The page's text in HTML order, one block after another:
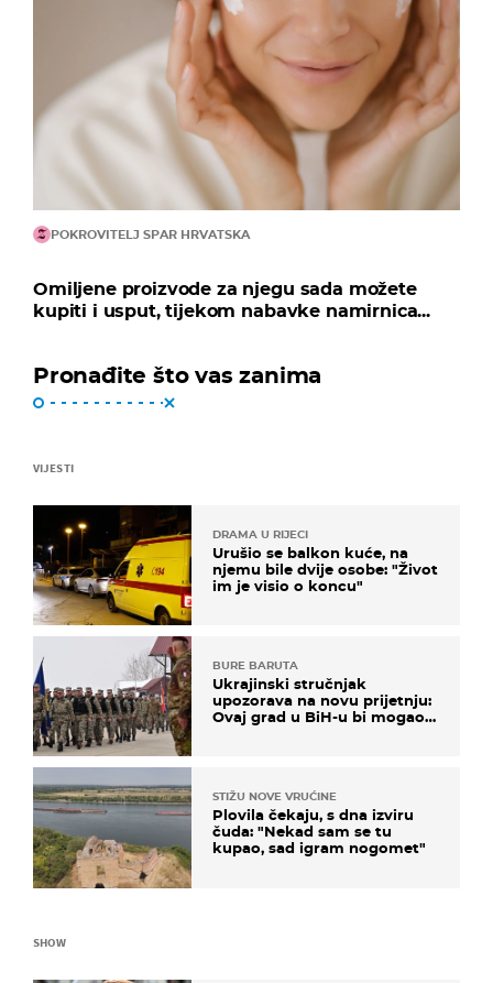
POKROVITELJ SPAR HRVATSKA
Omiljene proizvode za njegu sada možete
kupiti i usput, tijekom nabavke namirnica...
Pronađite što vas zanima
VIJESTI
DRAMA U RIJECI
Urušio se balkon kuće, na
njemu bile dvije osobe: "Život
im je visio o koncu"
BURE BARUTA
Ukrajinski stručnjak
upozorava na novu prijetnju:
Ovaj grad u BiH-u bi mogao
STIŽU NOVE VRUĆINE
Plovila čekaju, s dna izviru
čuda: "Nekad sam se tu
kupao, sad igram nogomet"
SHOW